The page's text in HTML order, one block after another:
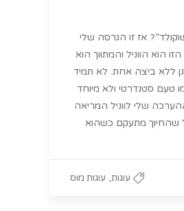
אז זו הגרסה שלי
הוא הווניל והמתווך הוא
ללא ביצה אחת. לא תמיד
טעם סטנדרטי ולא מיוחד
שלי לווניל המריאה
שהחיוך מתעקם כשהוא
עוגות, עוגות מוס